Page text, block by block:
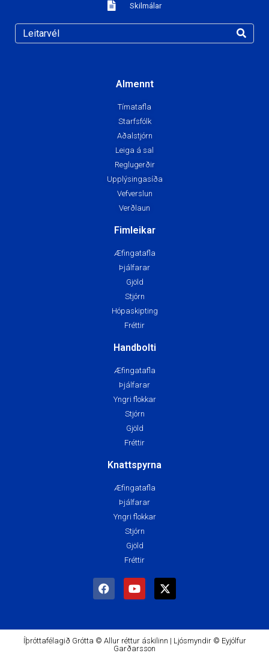
Skilmálar
Almennt
Tímatafla
Starfsfólk
Aðalstjórn
Leiga á sal
Reglugerðir
Upplýsingasíða
Vefverslun
Verðlaun
Fimleikar
Æfingatafla
Þjálfarar
Gjöld
Stjórn
Hópaskipting
Fréttir
Handbolti
Æfingatafla
Þjálfarar
Yngri flokkar
Stjórn
Gjöld
Fréttir
Knattspyrna
Æfingatafla
Þjálfarar
Yngri flokkar
Stjórn
Gjöld
Fréttir
Íþróttafélagið Grótta © Allur réttur áskilinn | Ljósmyndir © Eyjólfur
Garðarsson